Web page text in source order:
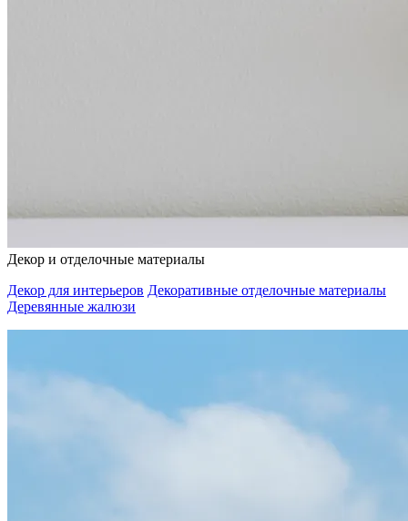
Декор и отделочные материалы
Декор для интерьеров Декоративные отделочные материалы
Деревянные жалюзи